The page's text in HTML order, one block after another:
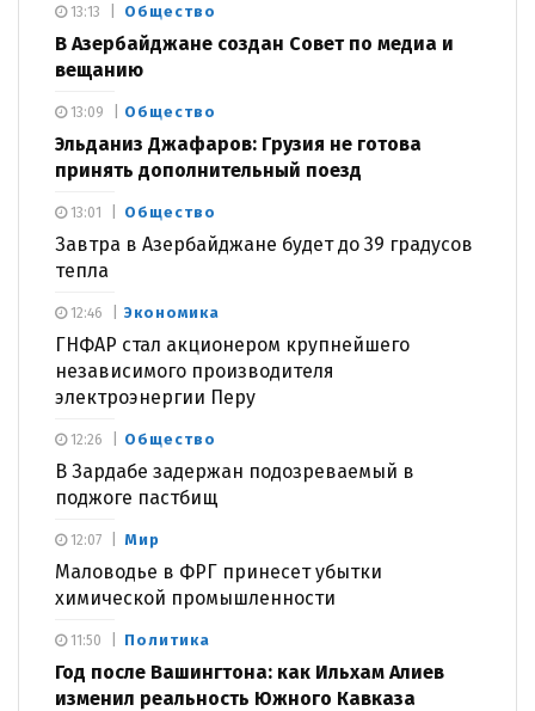
Общество
В Азербайджане создан Совет по медиа и
вещанию
13:13
Общество
Эльданиз Джафаров: Грузия не готова
принять дополнительный поезд
13:09
Общество
Завтра в Азербайджане будет до 39 градусов
тепла
13:01
Экономика
ГНФАР стал акционером крупнейшего
независимого производителя
электроэнергии Перу
12:46
Общество
В Зардабе задержан подозреваемый в
поджоге пастбищ
12:26
Мир
Маловодье в ФРГ принесет убытки
химической промышленности
12:07
Политика
Год после Вашингтона: как Ильхам Алиев
изменил реальность Южного Кавказа
11:50